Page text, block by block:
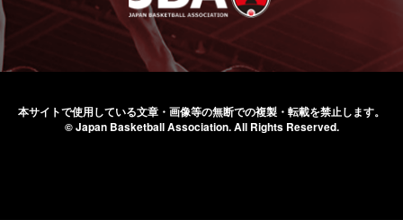
本サイトで使用している文章・画像等の無断での複製・転載を禁止します。
© Japan Basketball Association.All Rights Reserved.